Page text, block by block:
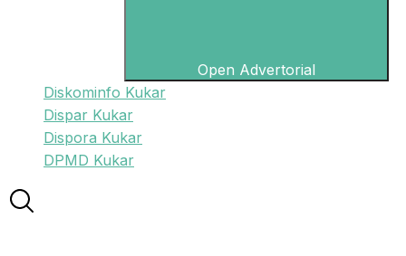
Open Advertorial
Diskominfo Kukar
Dispar Kukar
Dispora Kukar
DPMD Kukar